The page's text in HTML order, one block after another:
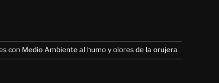
con Medio Ambiente al humo y olores de la orujera